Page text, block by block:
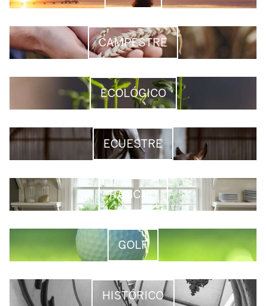
CAMPESTRE
ECOLÓGICO
ECUESTRE
RANCHO
GOLF
HISTÓRICO